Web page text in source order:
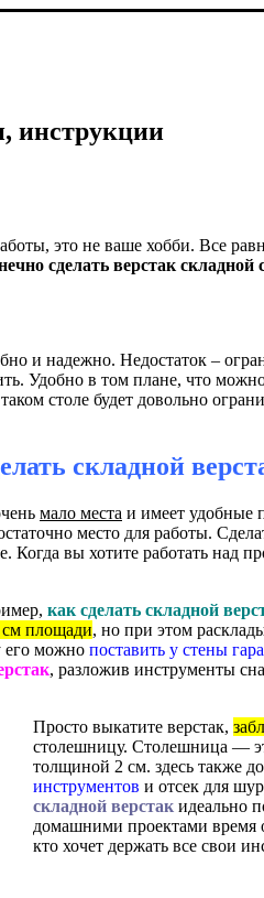
инструкции
это не ваше хобби. Все
сделать верстак
и надежно. Недостаток –
Удобно в том плане, что
столе будет довольно
складной
мало места и имеет удобные
место для работы.
вы хотите работать над
как сделать складной
см площади, но при этом
его можно поставить у стены
, разложив инструменты
Просто выкатите верстак,
столешницу. Столешница —
толщиной 2 см. здесь также
инструментов и отсек для
складной верстак идеально
домашними проектами время
кто хочет держать все свои